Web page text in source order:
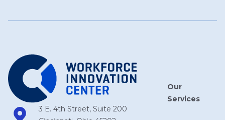
3 E. 4th Street, Suite 200
Our
Services